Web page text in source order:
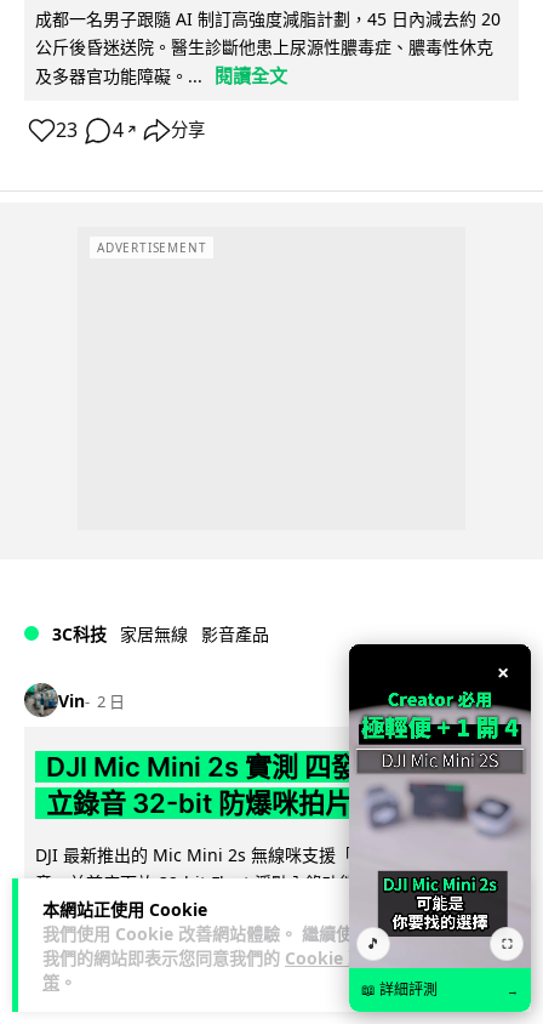
本網站正使用 Cookie
我們使用 Cookie 改善網站體驗。 繼續使用
我們的網站即表示您同意我們的 Cookie 政
策 。
成都一名男子跟隨 AI 制訂高強度減脂計劃，45 日內減去約 20
公斤後昏迷送院。醫生診斷他患上尿源性膿毒症、膿毒性休克
及多器官功能障礙。...
閱讀全文
23 4 ↗ 分享
ADVERTISEMENT
3C科技 家居無線 影音產品
Vin 2 日
DJI Mic Mini 2s 實測 四發一收同步獨
立錄音 32-bit 防爆咪拍片必備
DJI 最新推出的 Mic Mini 2s 無線咪支援「四發一收」分軌錄
音，並首度下放 32-bit Float 浮點內錄功能。本文經實測其...
閱讀全文
251 1↗ 分享
×
🎵 ⛶
📖 詳細評測 →